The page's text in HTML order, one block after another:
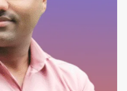
ताज्या बातम्या राजकीय
रायलादेवी तलाव परिसरातील कामांचा
आयुक्त सौरभ राव यांनी घेतला आढावा